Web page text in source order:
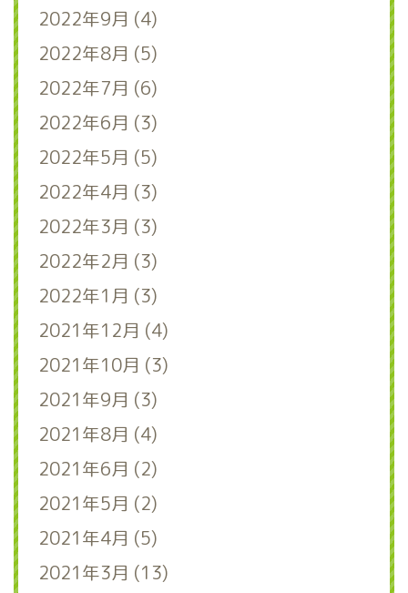
2022年9月 (4)
2022年8月 (5)
2022年7月 (6)
2022年6月 (3)
2022年5月 (5)
2022年4月 (3)
2022年3月 (3)
2022年2月 (3)
2022年1月 (3)
2021年12月 (4)
2021年10月 (3)
2021年9月 (3)
2021年8月 (4)
2021年6月 (2)
2021年5月 (2)
2021年4月 (5)
2021年3月 (13)